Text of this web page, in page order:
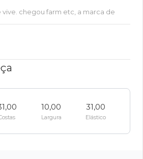
vive. chegou farm etc, a marca de
10,00
Largura
31,00
Elástico